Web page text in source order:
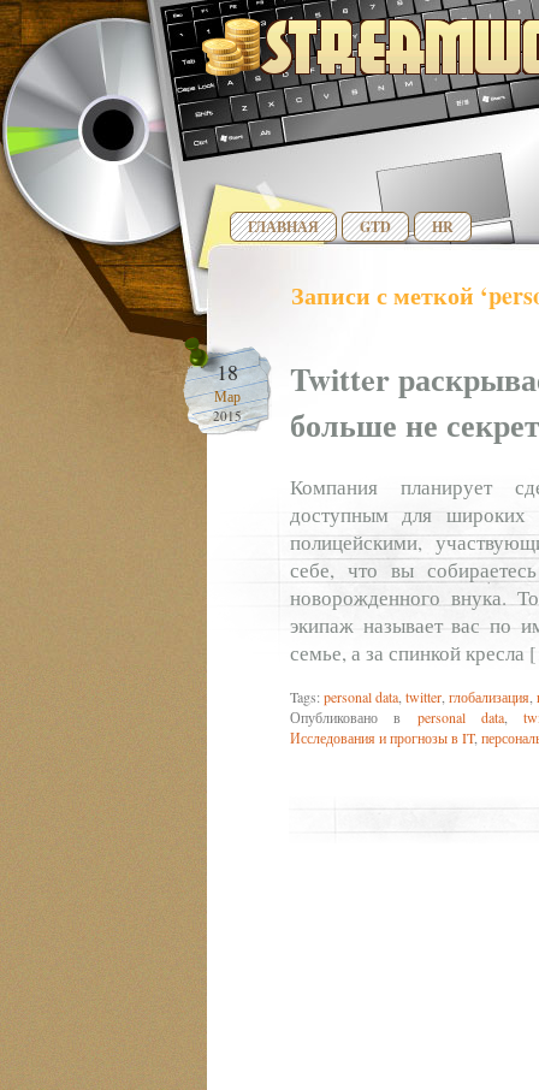
ГЛАВНАЯ GTD HR
Записи с меткой
18
Мар
2015
Twitter
больше не секрет
Компания планирует
доступным для широких
полицейскими,
себе, что вы
новорожденного внука.
экипаж называет вас по
семье, а за спинкой
Tags: personal data twitter глобализация
Опубликовано в personal data ,
Исследования и прогнозы в IT,